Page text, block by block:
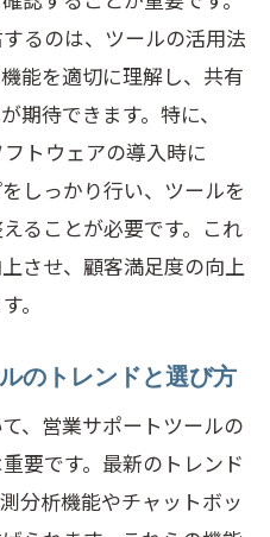
るのは、ツールの活用法
能を適切に理解し、共有
期待できます。特に、
トウェアの導入時に
しっかり行い、ツールを
ることが必要です。これ
させ、顧客満足度の向上
。
のトレンドと選び方
、営業サポートツールの
要です。最新のトレンド
分析機能やチャットボッ